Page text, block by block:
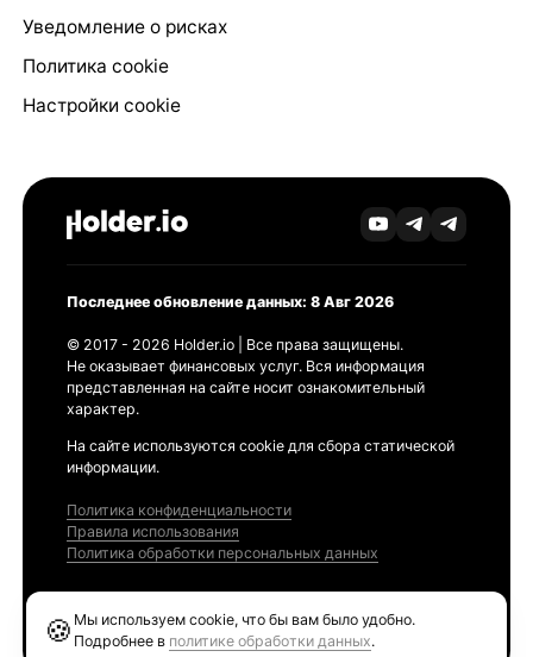
Уведомление о рисках
Политика cookie
Настройки cookie
Последнее обновление данных: 8 Авг 2026
© 2017 - 2026 Holder.io | Все права защищены.
Не оказывает финансовых услуг. Вся информация
представленная на сайте носит ознакомительный
характер.
На сайте используются cookie для сбора статической
информации.
Политика конфиденциальности
Правила использования
Политика обработки персональных данных
🍪 Мы используем cookie, что бы вам было удобно.
Подробнее в политике обработки данных.
Ethereum GAS Tracker